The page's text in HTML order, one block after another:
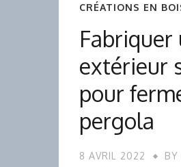
CRÉATIONS EN
extérieur
pour
pergola
8 AVRIL 2022 BY